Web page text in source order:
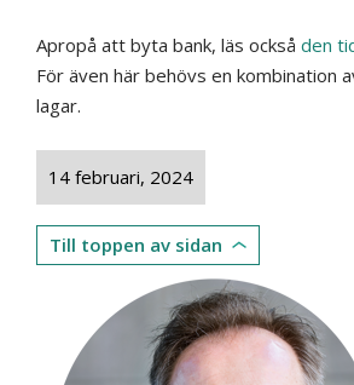
Apropå att byta bank, läs också den
För även här behövs en kombination
lagar.
14 februari, 2024
Till toppen av sidan